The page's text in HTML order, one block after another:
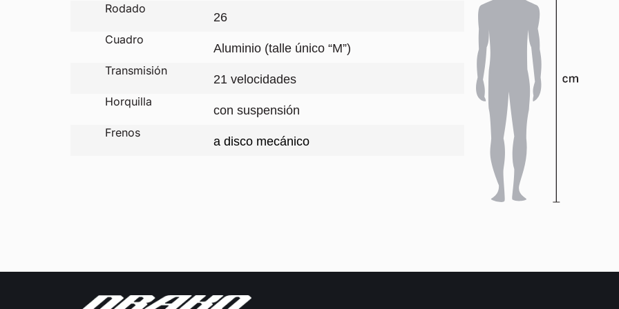
Rodado
26
Cuadro
Aluminio (talle único “M”)
Transmisión
21 velocidades
Horquilla
con suspensión
Frenos
a disco mecánico